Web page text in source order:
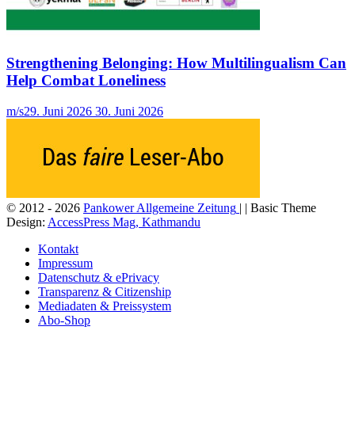
Strengthening Belonging: How Multilingualism Can
Help Combat Loneliness
m/s29. Juni 2026 30. Juni 2026
© 2012 - 2026 Pankower Allgemeine Zeitung | | Basic Theme
Design: AccessPress Mag, Kathmandu
Kontakt
Impressum
Datenschutz & ePrivacy
Transparenz & Citizenship
Mediadaten & Preissystem
Abo-Shop